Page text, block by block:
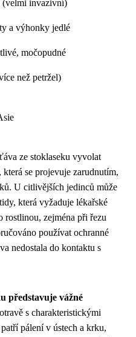
(velmi invazivní)
a výhonky jedlé
močopudné
než petržel)
ze stoklaseku vyvolat
, která se projevuje zarudnutím,
U citlivějších jedinců může
která vyžaduje lékařské
rostlinou, zejména při řezu
používat ochranné
nedostala do kontaktu s
představuje vážné
s charakteristickými
pálení v ústech a krku,